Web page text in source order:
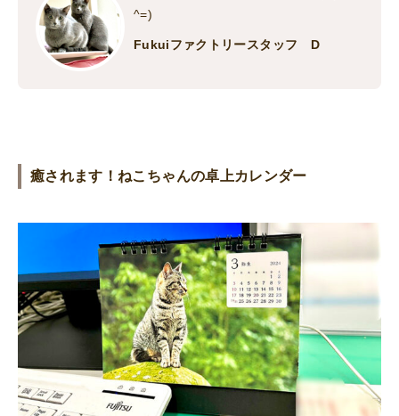
^=)
Fukuiファクトリースタッフ D
癒されます！ねこちゃんの卓上カレンダー